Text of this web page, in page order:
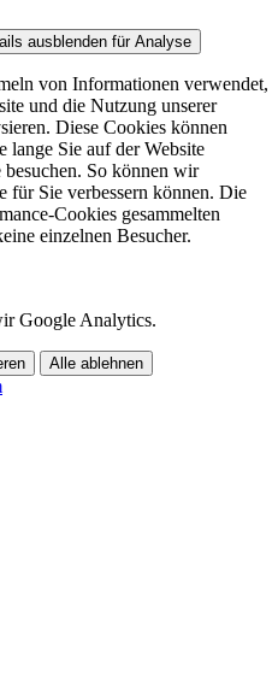
ausblenden für Analyse
von Informationen verwendet,
und die Nutzung unserer
Diese Cookies können
lange Sie auf der Website
So können wir
für Sie verbessern können. Die
Cookies gesammelten
einzelnen Besucher.
Google Analytics.
Alle ablehnen